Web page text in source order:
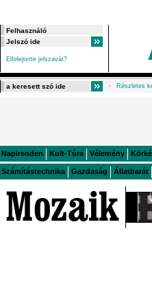
Elfelejtette jelszavát?
Részletes
Napirenden Kult-Túra Vélemény
Számítástechnika Gazdaság Állatbarát